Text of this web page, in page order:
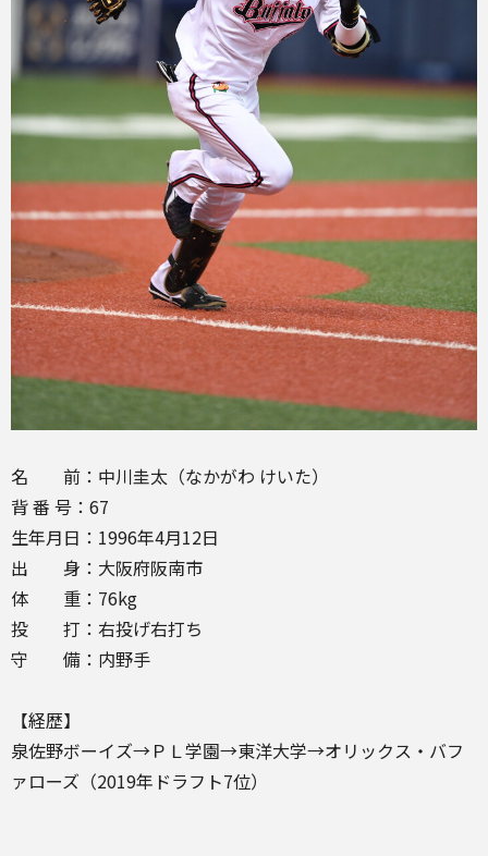
名 前：中川圭太（なかがわ けいた）
背 番 号：67
生年月日：1996年4月12日
出 身：大阪府阪南市
体 重：76kg
投 打：右投げ右打ち
守 備：内野手
【経歴】
泉佐野ボーイズ→ＰＬ学園→東洋大学→オリックス・バフ
ァローズ（2019年ドラフト7位）